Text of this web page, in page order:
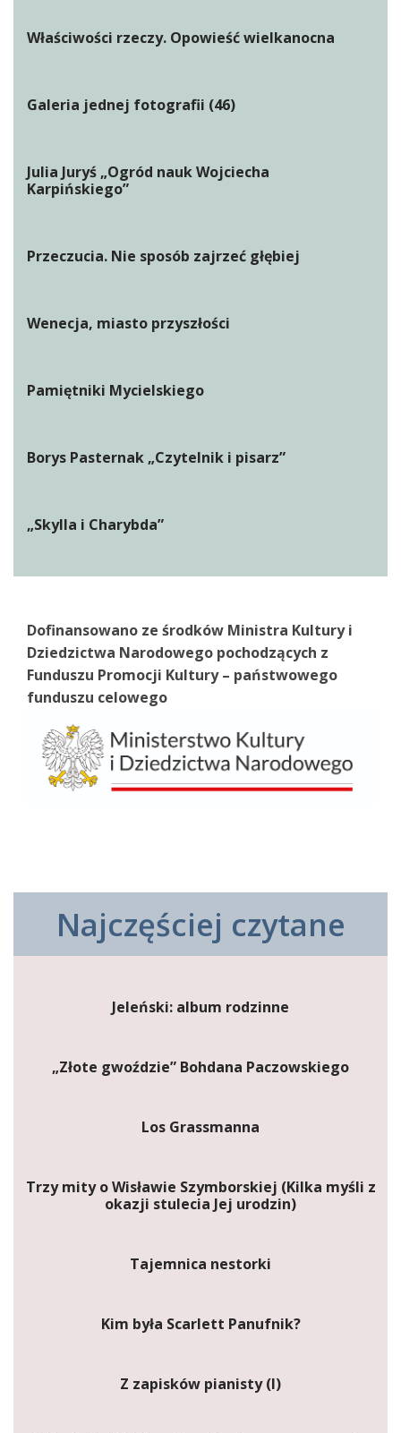
Właściwości rzeczy. Opowieść wielkanocna
Galeria jednej fotografii (46)
Julia Juryś „Ogród nauk Wojciecha
Karpińskiego”
Przeczucia. Nie sposób zajrzeć głębiej
Wenecja, miasto przyszłości
Pamiętniki Mycielskiego
Borys Pasternak „Czytelnik i pisarz”
„Skylla i Charybda”
Dofinansowano ze środków Ministra Kultury i
Dziedzictwa Narodowego pochodzących z
Funduszu Promocji Kultury – państwowego
funduszu celowego
Najczęściej czytane
Jeleński: album rodzinne
„Złote gwoździe” Bohdana Paczowskiego
Los Grassmanna
Trzy mity o Wisławie Szymborskiej (Kilka myśli z
okazji stulecia Jej urodzin)
Tajemnica nestorki
Kim była Scarlett Panufnik?
Z zapisków pianisty (I)